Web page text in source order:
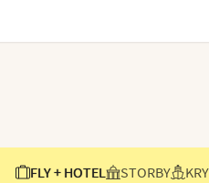
FLY + HOTEL STORBY